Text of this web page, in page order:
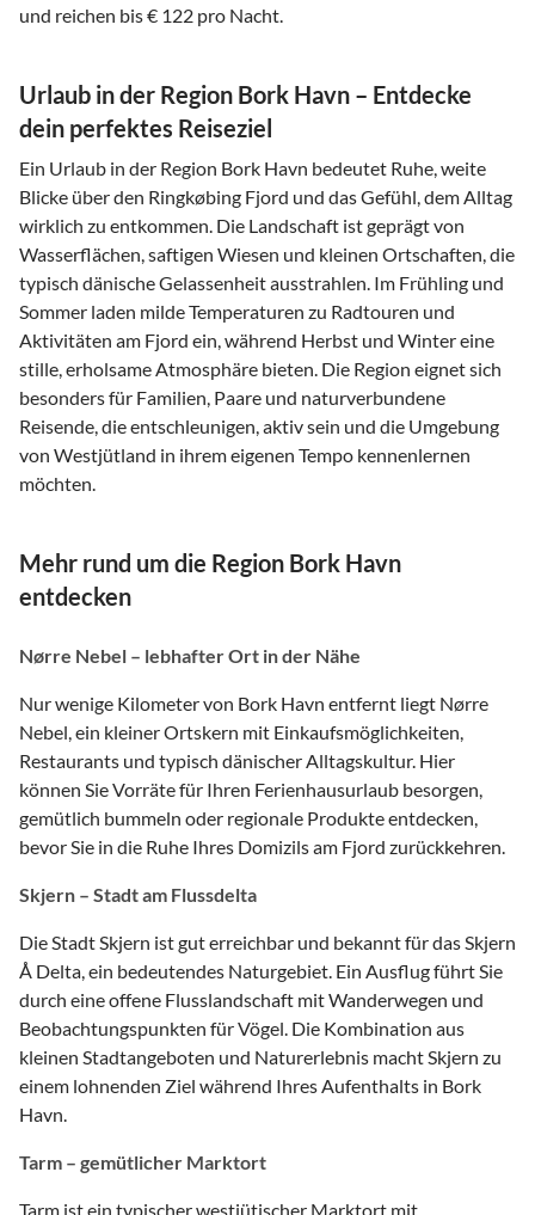
und reichen bis € 122 pro Nacht.
Urlaub in der Region Bork Havn – Entdecke
dein perfektes Reiseziel
Ein Urlaub in der Region Bork Havn bedeutet Ruhe, weite
Blicke über den Ringkøbing Fjord und das Gefühl, dem Alltag
wirklich zu entkommen. Die Landschaft ist geprägt von
Wasserflächen, saftigen Wiesen und kleinen Ortschaften, die
typisch dänische Gelassenheit ausstrahlen. Im Frühling und
Sommer laden milde Temperaturen zu Radtouren und
Aktivitäten am Fjord ein, während Herbst und Winter eine
stille, erholsame Atmosphäre bieten. Die Region eignet sich
besonders für Familien, Paare und naturverbundene
Reisende, die entschleunigen, aktiv sein und die Umgebung
von Westjütland in ihrem eigenen Tempo kennenlernen
möchten.
Mehr rund um die Region Bork Havn
entdecken
Nørre Nebel – lebhafter Ort in der Nähe
Nur wenige Kilometer von Bork Havn entfernt liegt Nørre
Nebel, ein kleiner Ortskern mit Einkaufsmöglichkeiten,
Restaurants und typisch dänischer Alltagskultur. Hier
können Sie Vorräte für Ihren Ferienhausurlaub besorgen,
gemütlich bummeln oder regionale Produkte entdecken,
bevor Sie in die Ruhe Ihres Domizils am Fjord zurückkehren.
Skjern – Stadt am Flussdelta
Die Stadt Skjern ist gut erreichbar und bekannt für das Skjern
Å Delta, ein bedeutendes Naturgebiet. Ein Ausflug führt Sie
durch eine offene Flusslandschaft mit Wanderwegen und
Beobachtungspunkten für Vögel. Die Kombination aus
kleinen Stadtangeboten und Naturerlebnis macht Skjern zu
einem lohnenden Ziel während Ihres Aufenthalts in Bork
Havn.
Tarm – gemütlicher Marktort
Tarm ist ein typischer westjütischer Marktort mit